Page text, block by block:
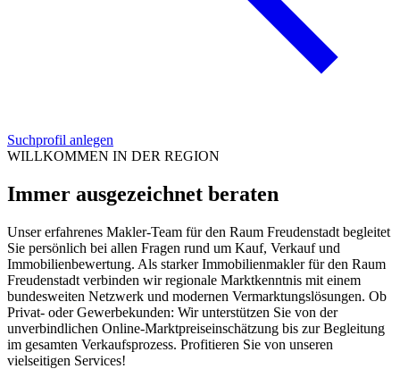
Suchprofil anlegen
WILLKOMMEN IN DER REGION
Immer ausgezeichnet beraten
Unser erfahrenes Makler-Team für den Raum Freudenstadt begleitet
Sie persönlich bei allen Fragen rund um Kauf, Verkauf und
Immobilienbewertung. Als starker Immobilienmakler für den Raum
Freudenstadt verbinden wir regionale Marktkenntnis mit einem
bundesweiten Netzwerk und modernen Vermarktungslösungen. Ob
Privat- oder Gewerbekunden: Wir unterstützen Sie von der
unverbindlichen Online-Marktpreiseinschätzung bis zur Begleitung
im gesamten Verkaufsprozess. Profitieren Sie von unseren
vielseitigen Services!